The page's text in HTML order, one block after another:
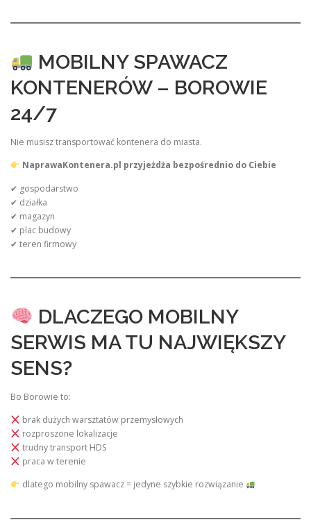
MOBILNY SPAWACZ
KONTENERÓW – BOROWIE
24/7
Nie musisz transportować kontenera do miasta.
NaprawaKontenera.pl przyjeżdża bezpośrednio do Ciebie
✔ gospodarstwo
✔ działka
✔ magazyn
✔ plac budowy
✔ teren firmowy
DLACZEGO MOBILNY
SERWIS MA TU NAJWIĘKSZY
SENS?
Bo Borowie to:
brak dużych warsztatów przemysłowych
rozproszone lokalizacje
trudny transport HDS
praca w terenie
dlatego mobilny spawacz = jedyne szybkie rozwiązanie